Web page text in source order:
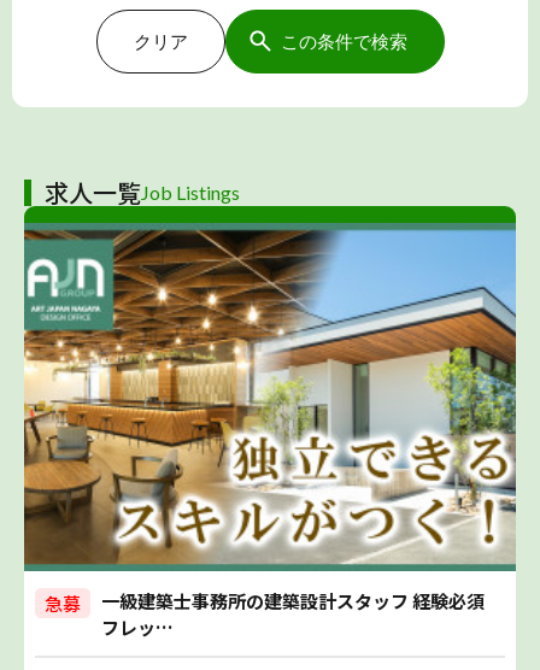
クリア この条件で検索
求人一覧Job Listings
急募
一級建築士事務所の建築設計スタッフ 経験必須
フレッ…